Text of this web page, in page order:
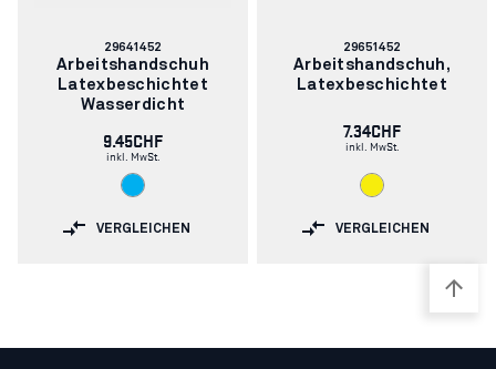
Artikelnummer:
29641452
Arbeitshandschuh
Latexbeschichtet
Wasserdicht
9.45CHF
inkl. MwSt.
VERGLEICHEN
Artikelnummer:
29651452
Arbeitshandschuh,
Latexbeschichtet
7.34CHF
inkl. MwSt.
VERGLEICHEN